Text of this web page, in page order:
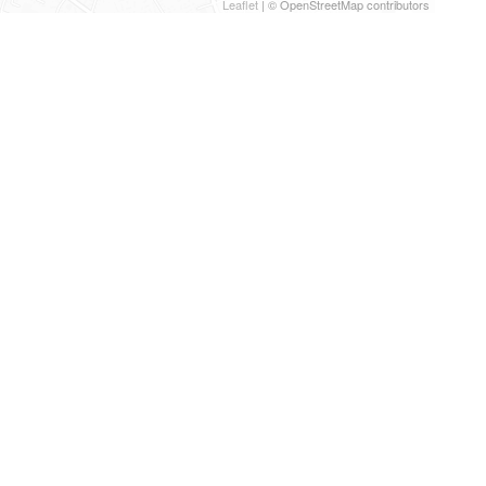
Leaflet | © OpenStreetMap contributors